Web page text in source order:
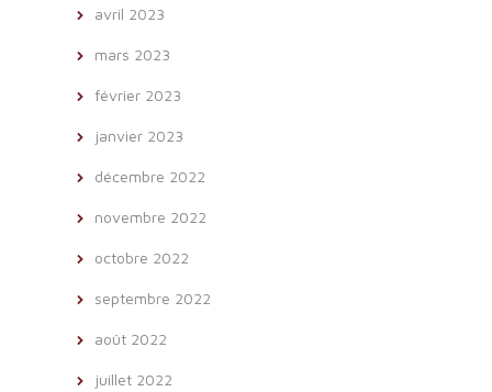
avril 2023
mars 2023
février 2023
janvier 2023
décembre 2022
novembre 2022
octobre 2022
septembre 2022
août 2022
juillet 2022